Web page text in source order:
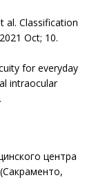
Classification
Oct; 10.
for everyday
intraocular
центра